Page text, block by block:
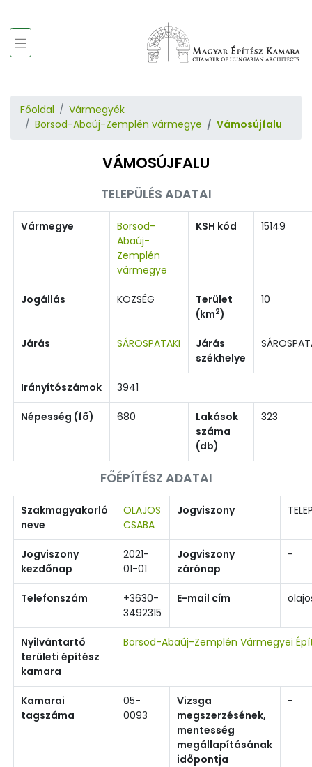
Főoldal
Vármegyék
Borsod-Abaúj-Zemplén vármegye
Vámosújfalu
VÁMOSÚJFALU
TELEPÜLÉS ADATAI
Vármegye
Borsod-
Abaúj-
Zemplén
vármegye
KSH kód 15149
Jogállás KÖZSÉG
Terület
(km2)
10
Járás SÁROSPATAKI
Járás
székhelye
Irányítószámok 3941
Népesség (fő) 680
Lakások
száma
(db)
323
FŐÉPÍTÉSZ ADATAI
Szakmagyakorló
neve
OLAJOS
CSABA
Jogviszony
Jogviszony
kezdőnap
2021-
01-01
Jogviszony
zárónap
-
Telefonszám
+3630-
3492315
E-mail cím
Nyilvántartó
területi építész
kamara
Borsod-Abaúj-Zemplén Vármegyei
Kamarai
tagszáma
05-
0093
Vizsga
megszerzésének,
mentesség
megállapításának
időpontja
-